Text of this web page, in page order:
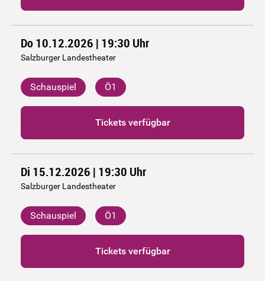
Do 10.12.2026 | 19:30 Uhr
Salzburger Landestheater
Schauspiel Ö1
Tickets verfügbar
Di 15.12.2026 | 19:30 Uhr
Salzburger Landestheater
Schauspiel Ö1
Tickets verfügbar